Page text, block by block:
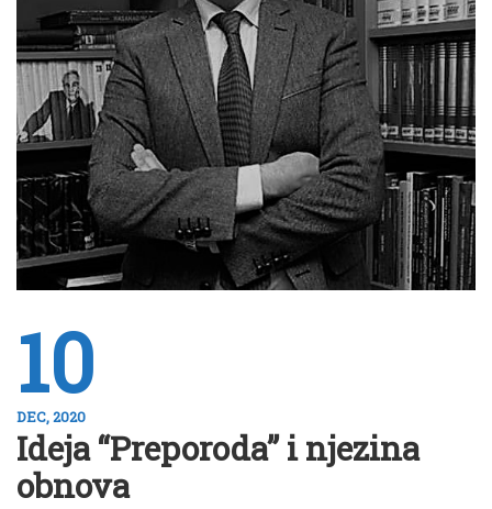
10
DEC, 2020
Ideja “Preporoda” i njezina
obnova